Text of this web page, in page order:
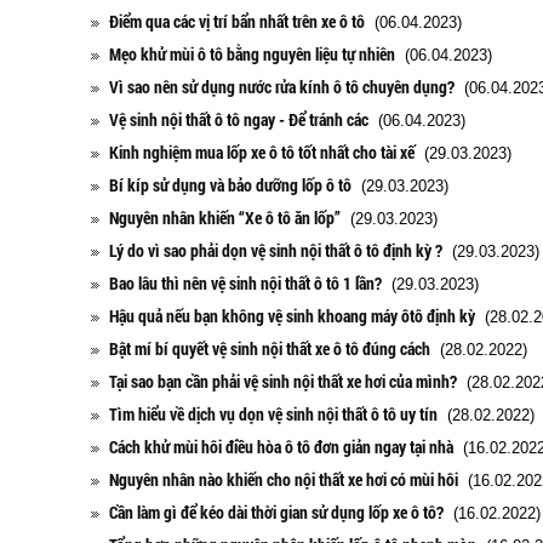
Điểm qua các vị trí bẩn nhất trên xe ô tô(06.04.2023)
Mẹo khử mùi ô tô bằng nguyên liệu tự nhiên(06.04.2023)
Vì sao nên sử dụng nước rửa kính ô tô chuyên dụng?
Vệ sinh nội thất ô tô ngay - Để tránh các(06.04.2023)
Kinh nghiệm mua lốp xe ô tô tốt nhất cho tài xế(29.03.2023)
Bí kíp sử dụng và bảo dưỡng lốp ô tô(29.03.2023)
Nguyên nhân khiến “Xe ô tô ăn lốp”(29.03.2023)
Lý do vì sao phải dọn vệ sinh nội thất ô tô định kỳ ?(29.03.2023)
Bao lâu thì nên vệ sinh nội thất ô tô 1 lần?(29.03.2023)
Hậu quả nếu bạn không vệ sinh khoang máy ôtô định kỳ
Bật mí bí quyết vệ sinh nội thất xe ô tô đúng cách(28.02.2022)
Tại sao bạn cần phải vệ sinh nội thất xe hơi của mình?
Tìm hiểu về dịch vụ dọn vệ sinh nội thất ô tô uy tín(28.02.2022)
Cách khử mùi hôi điều hòa ô tô đơn giản ngay tại nhà
Nguyên nhân nào khiến cho nội thất xe hơi có mùi hôi
Cần làm gì để kéo dài thời gian sử dụng lốp xe ô tô?(16.02.2022)